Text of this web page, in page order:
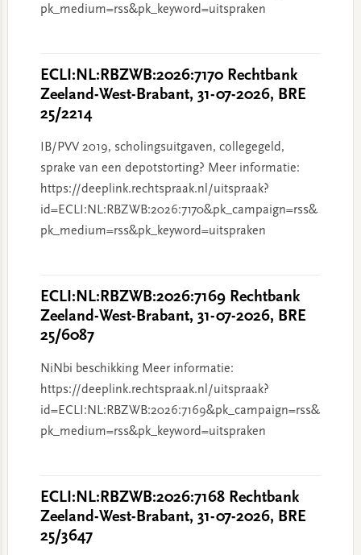
pk_medium=rss&pk_keyword=uitspraken
ECLI:NL:RBZWB:2026:7170 Rechtbank
Zeeland-West-Brabant, 31-07-2026, BRE
25/2214
IB/PVV 2019, scholingsuitgaven, collegegeld,
sprake van een depotstorting? Meer informatie:
https://deeplink.rechtspraak.nl/uitspraak?
id=ECLI:NL:RBZWB:2026:7170&pk_campaign=rss&
pk_medium=rss&pk_keyword=uitspraken
ECLI:NL:RBZWB:2026:7169 Rechtbank
Zeeland-West-Brabant, 31-07-2026, BRE
25/6087
NiNbi beschikking Meer informatie:
https://deeplink.rechtspraak.nl/uitspraak?
id=ECLI:NL:RBZWB:2026:7169&pk_campaign=rss&
pk_medium=rss&pk_keyword=uitspraken
ECLI:NL:RBZWB:2026:7168 Rechtbank
Zeeland-West-Brabant, 31-07-2026, BRE
25/3647